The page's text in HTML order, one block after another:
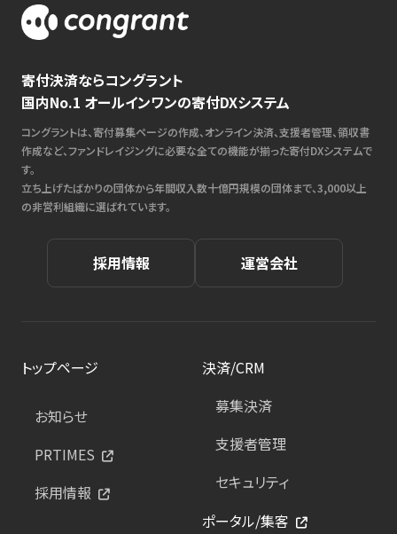
寄付決済ならコングラント
国内No.1 オールインワンの寄付DXシステム
コングラントは、寄付募集ページの作成、オンライン決済、支援者管理、領収書
作成など、ファンドレイジングに必要な全ての機能が揃った寄付DXシステムで
す。
立ち上げたばかりの団体から年間収入数十億円規模の団体まで、3,000以上
の非営利組織に選ばれています。
採用情報 運営会社
トップページ
お知らせ
PRTIMES
採用情報
決済/CRM
募集決済
支援者管理
セキュリティ
ポータル/集客